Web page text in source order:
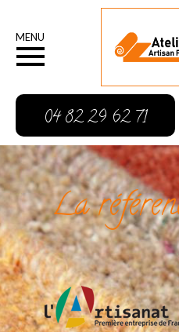
MENU
04 82 29 62 71
La